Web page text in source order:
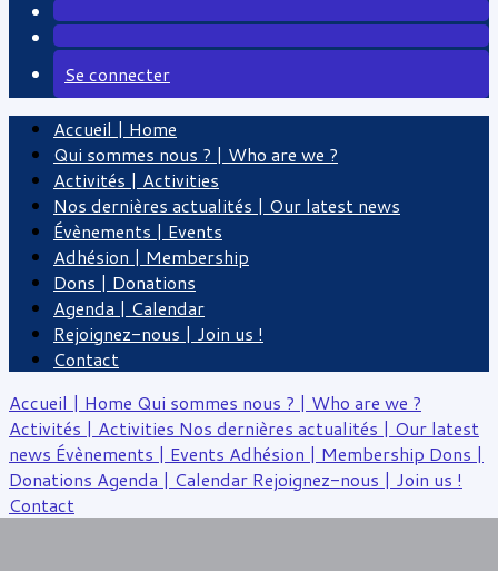
Se connecter
Accueil | Home
Qui sommes nous ? | Who are we ?
Activités | Activities
Nos dernières actualités | Our latest news
Évènements | Events
Adhésion | Membership
Dons | Donations
Agenda | Calendar
Rejoignez-nous | Join us !
Contact
Accueil | Home Qui sommes nous ? | Who are we ?
Activités | Activities Nos dernières actualités | Our latest
news Évènements | Events Adhésion | Membership Dons |
Donations Agenda | Calendar Rejoignez-nous | Join us !
Contact